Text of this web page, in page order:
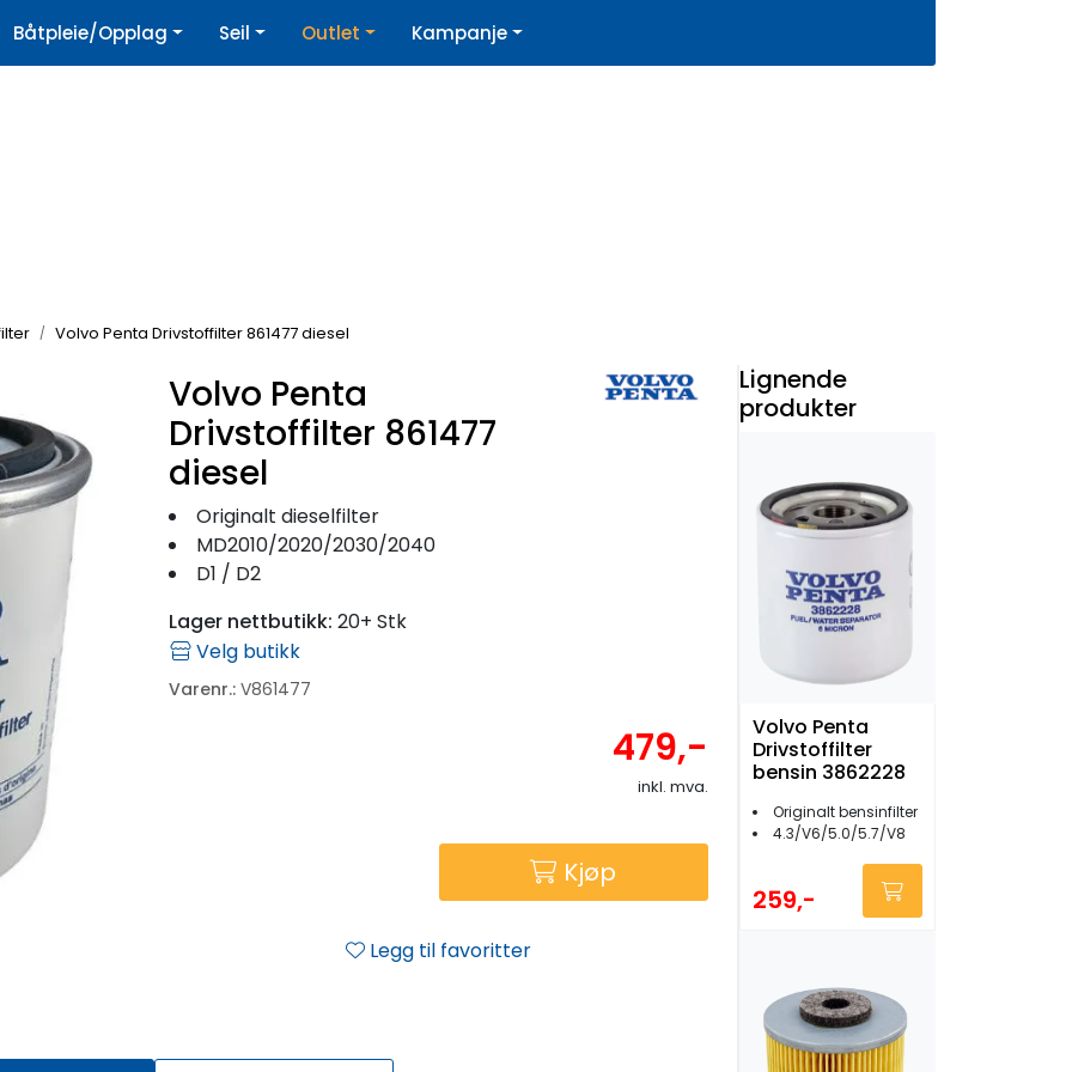
| Nyhetsbrev
Båtpleie/Opplag Seil Outlet Kampanje
Volvo Penta Drivstoffilter 861477 diesel
Volvo Penta
Drivstoffilter 861477
diesel
Originalt dieselfilter
MD2010/2020/2030/2040
D1 / D2
Lager nettbutikk: 20+ Stk
Velg butikk
Varenr.: V861477
479,-
inkl. mva.
Kjøp
Legg til favoritter
Lignende
produkter
Volvo Penta
Drivstoffilter
bensin 3862228
Originalt bensinfilter
4.3/V6/5.0/5.7/V8
259,-